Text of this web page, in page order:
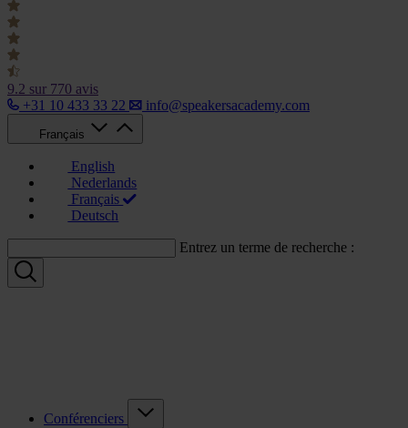
9.2 sur 770 avis
+31 10 433 33 22
info@speakersacademy.com
Français
English
Nederlands
Français
Deutsch
Entrez un terme de recherche :
Conférenciers